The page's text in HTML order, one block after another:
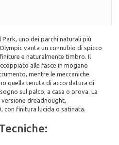
uno dei parchi naturali più
vanta un connubio di spicco
e naturalmente timbro. Il
alle fasce in mogano
mentre le meccaniche
quella tenuta di accordatura di
sul palco, a casa o prova. La
dreadnought,
con finitura lucida o satinata.